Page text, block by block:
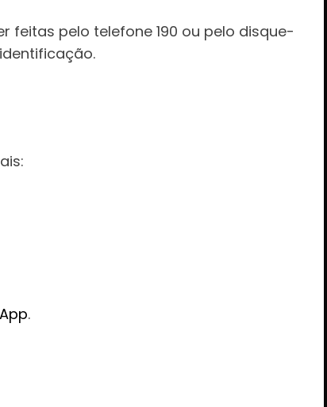
feitas pelo telefone 190 ou pelo disque-
.